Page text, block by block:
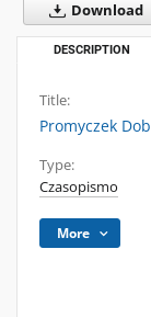
Download
DESCRIPTION
Title:
Promyczek
Type:
Czasopismo
More